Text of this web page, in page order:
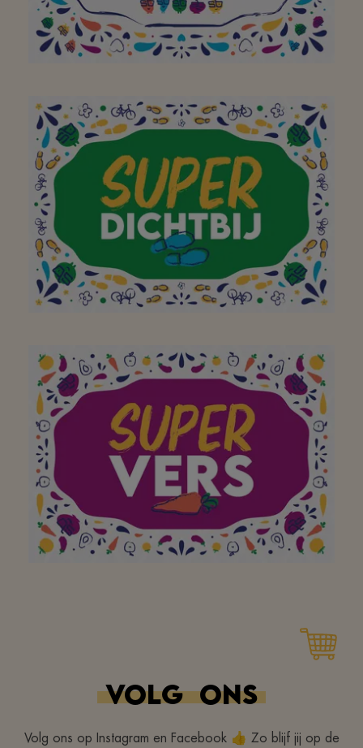
Bravo et merci
A mon supermarché de
quartier préféré où je
peux faire mes courses
avec plaisir, à vélo ou à
pied ! Merci!
produit frais toujour
souriant
VOLG ONS
Volg ons op Instagram en Facebook 👍 Zo blijf jij op de